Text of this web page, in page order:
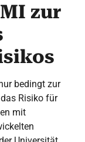
zur
bedingt zur
Risiko für
mit